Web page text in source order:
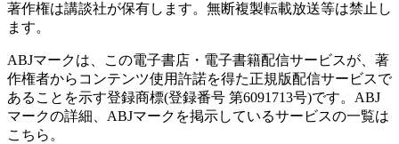
著作権は講談社が保有します。無断複製転載放送等は禁止し
ます。
ABJマークは、この電子書店・電子書籍配信サービスが、著
作権者からコンテンツ使用許諾を得た正規版配信サービスで
あることを示す登録商標(登録番号 第6091713号)です。ABJ
マークの詳細、ABJマークを掲示しているサービスの一覧は
こちら。